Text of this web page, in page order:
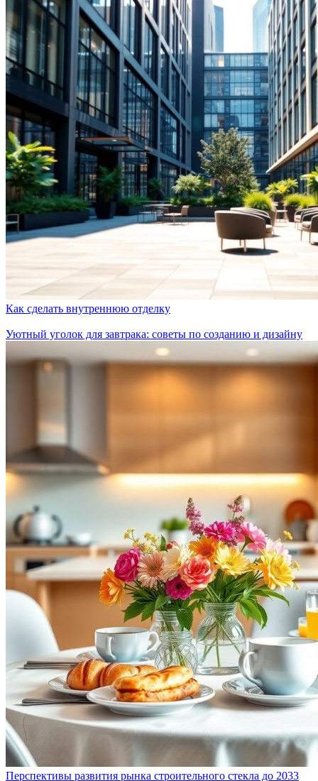
Как сделать внутреннюю отделку
Уютный уголок для завтрака: советы по созданию и дизайну
Перспективы развития рынка строительного стекла до 2033